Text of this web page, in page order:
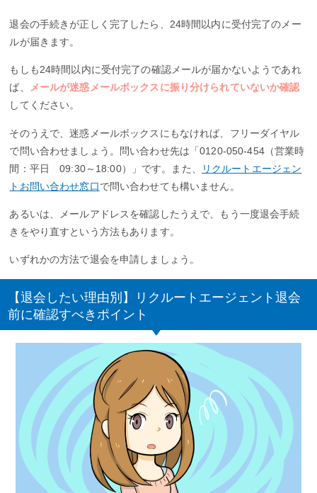
退会の手続きが正しく完了したら、24時間以内に受付完了のメー
ルが届きます。
もしも24時間以内に受付完了の確認メールが届かないようであれ
ば、 メールが迷惑メールボックスに振り分けられていないか確認
してください。
そのうえで、迷惑メールボックスにもなければ、フリーダイヤル
で問い合わせましょう。問い合わせ先は「0120-050-454（営業時
間：平日 09:30～18:00）」です。また、
リクルートエージェン
トお問い合わせ窓口で問い合わせても構いません。
あるいは、メールアドレスを確認したうえで、もう一度退会手続
きをやり直すという方法もあります。
いずれかの方法で退会を申請しましょう。
【退会したい理由別】リクルートエージェント退会
前に確認すべきポイント